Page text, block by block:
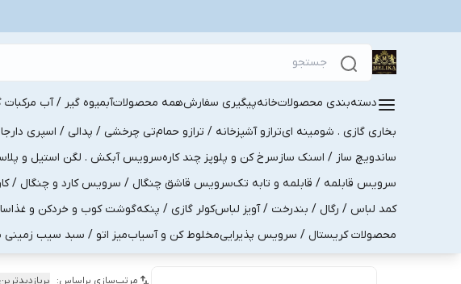
دسته‌بندی محصولاتخانهپیگیری سفارشهمه محصولاتآبمیوه گیر / آب مرکبات
بخاری گازی . شومینه ایترازو آشپزخانه / ترازو حمامتی چرخشی / پدالی / اسپری دار
ساندویچ ساز / اسنک سازسرخ کن و پلوپز چند کارهسرویس آبکش . لگن استیل و
سرویس قابلمه / قابلمه و تابه تکسرویس قاشق چنگال / سرویس کارد و چنگال /
کمد لباس / رگال / بندرخت / آویز لباسکولر گازی / پنکهگوشت کوب و خردکن و
محصولات کریستال / سرویس پذیراییمخلوط کن و آسیابمیز اتو / سبد سیب زمینی
مرتب‌سازی براساس: پربازدیدترین